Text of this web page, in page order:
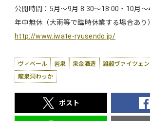
公開時間：5月～9月 8:30～18:00・10月
年中無休（大雨等で臨時休業する場合あり
http://www.iwate-ryusendo.jp/
ヴィベール 岩泉 泉金酒造 雑穀ヴァイツェン
龍泉洞わっか
ポスト